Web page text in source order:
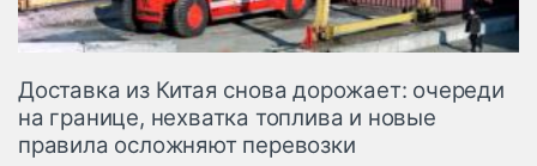
Доставка из Китая снова дорожает: очереди
на границе, нехватка топлива и новые
правила осложняют перевозки